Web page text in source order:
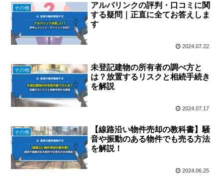
その他
アルバリンクの評判・口コミに関
する疑問｜正直に全てお答えしま
す
2024.07.22
その他
未登記建物の所有者の調べ方と
は？放置するリスクと相続手続き
を解説
2024.07.17
その他
【線路沿い物件売却の教科書】騒
音や振動のある物件でも売る方法
を解説！
2024.06.25